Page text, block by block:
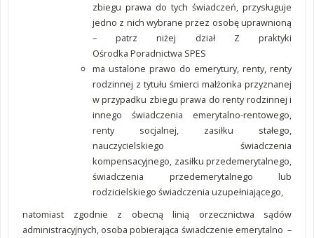
zbiegu prawa do tych świadczeń, przysługuje
jedno z nich wybrane przez osobę uprawnioną
– patrz niżej dział Z praktyki
Ośrodka Poradnictwa SPES
ma ustalone prawo do emerytury, renty, renty
rodzinnej z tytułu śmierci małżonka przyznanej
w przypadku zbiegu prawa do renty rodzinnej i
innego świadczenia emerytalno-rentowego,
renty socjalnej, zasiłku stałego,
nauczycielskiego świadczenia
kompensacyjnego, zasiłku przedemerytalnego,
świadczenia przedemerytalnego lub
rodzicielskiego świadczenia uzupełniającego,
natomiast zgodnie z obecną linią orzecznictwa sądów
administracyjnych, osoba pobierająca świadczenie emerytalno –